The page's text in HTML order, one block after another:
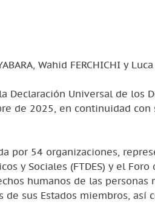
Wahid FERCHICHI y Luca
Declaración Universal de los
de 2025, en continuidad con
por 54 organizaciones,
y Sociales (FTDES) y el Foro
humanos de las personas
de sus Estados miembros, así